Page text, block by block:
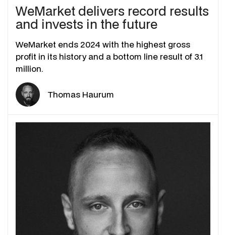
WeMarket delivers record results
and invests in the future
WeMarket ends 2024 with the highest gross
profit in its history and a bottom line result of 3.1
million.
Thomas Haurum